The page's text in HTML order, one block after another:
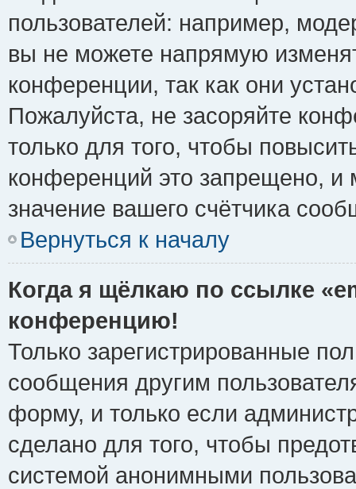
пользователей: например,
вы не можете напрямую
конференции, так как они
Пожалуйста, не засоряйте
только для того, чтобы
конференций это запрещено, и
значение вашего счётчика
Вернуться к началу
Когда я щёлкаю по ссылке
конференцию!
Только зарегистрированные
сообщения другим
форму, и только если
сделано для того, чтобы
системой анонимными